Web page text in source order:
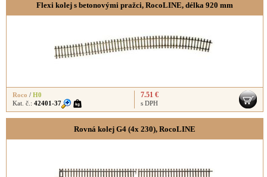
Flexi kolej s betonovými pražci, RocoLINE, délka 920 mm
Roco / H0
Kat. č.: 42401-37
7.51 €
s DPH
Rovná kolej G4 (4x 230), RocoLINE